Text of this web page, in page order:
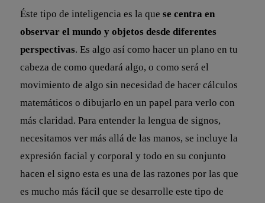
Éste tipo de inteligencia es la quese centra en
observar el mundo y objetos desde diferentes
perspectivas. Es algo así como hacer un plano en tu
cabeza de como quedará algo, o como será el
movimiento de algo sin necesidad de hacer cálculos
matemáticos o dibujarlo en un papel para verlo con
más claridad. Para entender la lengua de signos,
necesitamos ver más allá de las manos, se incluye la
expresión facial y corporal y todo en su conjunto
hacen el signo esta es una de las razones por las que
es mucho más fácil que se desarrolle este tipo de